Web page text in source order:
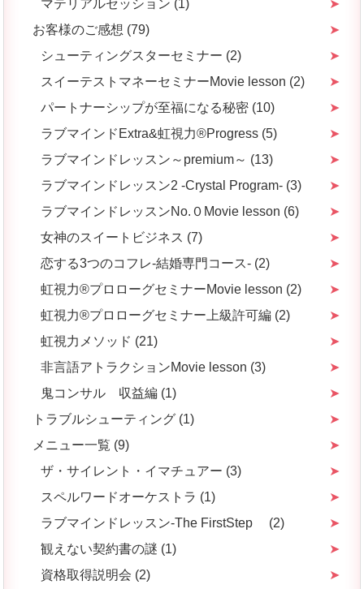
マテリアルセッション (1)
お客様のご感想 (79)
シューティングスターセミナー (2)
スイーテストマネーセミナーMovie lesson (2)
パートナーシップが至福になる秘密 (10)
ラブマインドExtra&虹視力®️Progress (5)
ラブマインドレッスン～premium～ (13)
ラブマインドレッスン2 -Crystal Program- (3)
ラブマインドレッスンNo.０Movie lesson (6)
女神のスイートビジネス (7)
恋する3つのコフレ-結婚専門コース- (2)
虹視力®︎プロローグセミナーMovie lesson (2)
虹視力®プロローグセミナー上級許可編 (2)
虹視力メソッド (21)
非言語アトラクションMovie lesson (3)
鬼コンサル 収益編 (1)
トラブルシューティング (1)
メニュー一覧 (9)
ザ・サイレント・イマチュアー (3)
スペルワードオーケストラ (1)
ラブマインドレッスン-The FirstStep (2)
観えない契約書の謎 (1)
資格取得説明会 (2)